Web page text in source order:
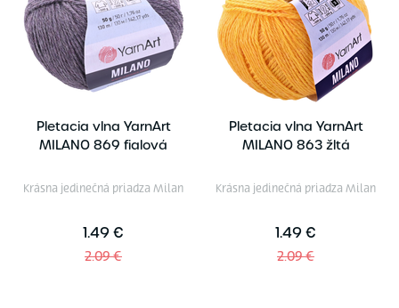
Pletacia vlna YarnArt
MILANO 869 fialová
Krásna jedinečná priadza Milan
1.49 €
2.09 €
Pletacia vlna YarnArt
MILANO 863 žltá
Krásna jedinečná priadza Milan
1.49 €
2.09 €